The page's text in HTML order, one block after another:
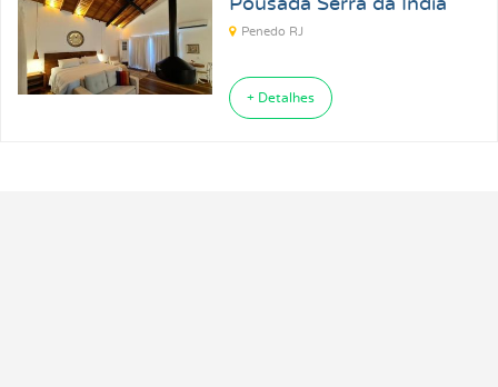
Pousada Serra da Índia
Penedo RJ
+ Detalhes